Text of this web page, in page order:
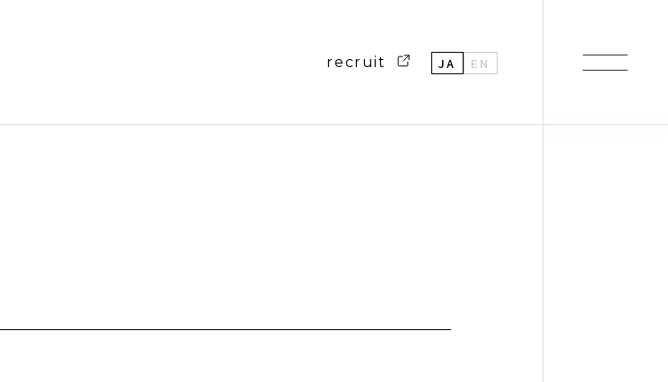
recruit JA EN